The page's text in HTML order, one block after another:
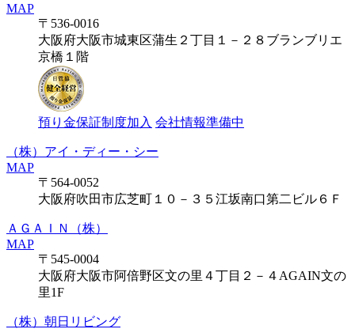
MAP
〒536-0016
大阪府大阪市城東区蒲生２丁目１－２８ブランブリエ
京橋１階
預り金保証制度加入 会社情報準備中
（株）アイ・ディー・シー
MAP
〒564-0052
大阪府吹田市広芝町１０－３５江坂南口第二ビル６Ｆ
ＡＧＡＩＮ（株）
MAP
〒545-0004
大阪府大阪市阿倍野区文の里４丁目２－４AGAIN文の
里1F
（株）朝日リビング